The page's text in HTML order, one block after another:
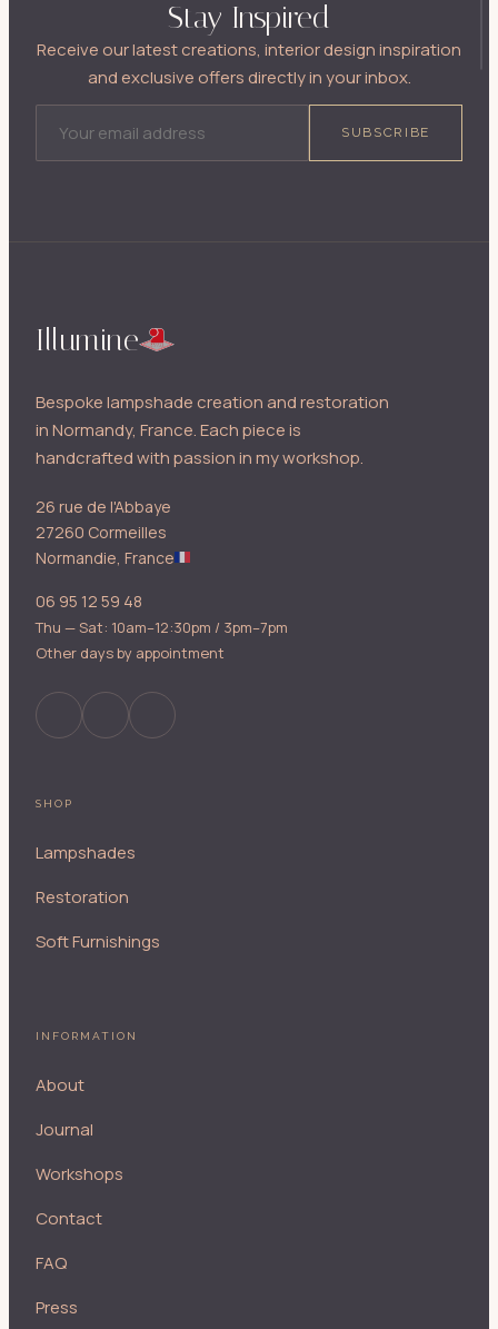
Stay Inspired
Receive our latest creations, interior design inspiration
and exclusive offers directly in your inbox.
SUBSCRIBE
Illumine
Bespoke lampshade creation and restoration
in Normandy, France. Each piece is
handcrafted with passion in my workshop.
26 rue de l'Abbaye
27260 Cormeilles
Normandie, France
06 95 12 59 48
Thu — Sat: 10am–12:30pm / 3pm–7pm
Other days by appointment
SHOP
Lampshades
Restoration
Soft Furnishings
INFORMATION
About
Journal
Workshops
Contact
FAQ
Press